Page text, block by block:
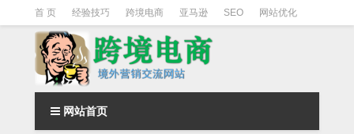
首 页 经验技巧 跨境电商 亚马逊 SEO 网站优化
Facebook营销 Facebook广告 facebook营销技巧
instagram营销
网站首页